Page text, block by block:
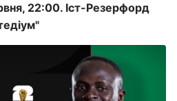
22:00. Іст-Резерфорд